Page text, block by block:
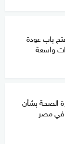
باب عودة
واسعة
الصحة بشأن
في مصر